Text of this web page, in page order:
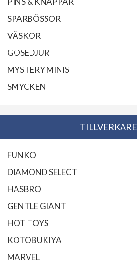
SPARBÖSSOR
VÄSKOR
GOSEDJUR
MYSTERY MINIS
SMYCKEN
TILLVERKARE
FUNKO
DIAMOND SELECT
HASBRO
GENTLE GIANT
HOT TOYS
KOTOBUKIYA
MARVEL